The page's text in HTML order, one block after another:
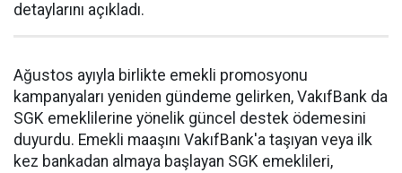
detaylarını açıkladı.
Ağustos ayıyla birlikte emekli promosyonu
kampanyaları yeniden gündeme gelirken, VakıfBank da
SGK emeklilerine yönelik güncel destek ödemesini
duyurdu. Emekli maaşını VakıfBank'a taşıyan veya ilk
kez bankadan almaya başlayan SGK emeklileri,